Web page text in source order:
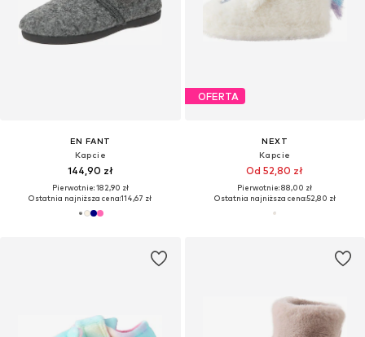
EN FANT
Kapcie
144,90 zł
Pierwotnie: 182,90 zł
Ostatnia najniższa cena:114,67 zł
OFERTA
NEXT
Kapcie
Od 52,80 zł
Pierwotnie: 88,00 zł
Ostatnia najniższa cena:52,80 zł